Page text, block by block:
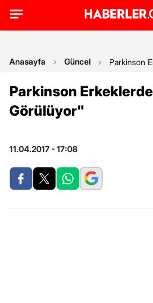
Anasayfa Güncel Parkinson
Parkinson
Görülüyor"
11.04.2017 - 17:08